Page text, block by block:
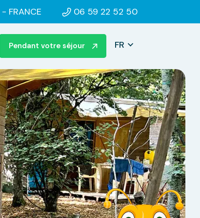
- FRANCE 06 59 22 52 50
Pendant votre séjour FR